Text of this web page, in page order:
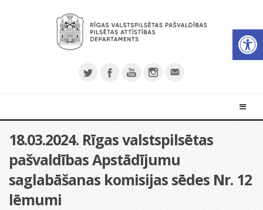
18.03.2024. Rīgas valstspilsētas
pašvaldības Apstādījumu
saglabāšanas komisijas sēdes Nr. 12
lēmumi